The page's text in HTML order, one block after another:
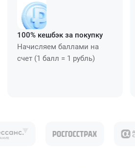
100% кешбэк за покупку
Начисляем баллами на
счет (1 балл = 1 рубль)